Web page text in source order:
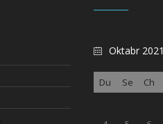
Oktabr 2021
Du Se Ch